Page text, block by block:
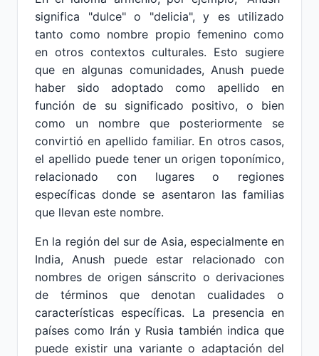
significa "dulce" o "delicia", y es utilizado
tanto como nombre propio femenino como
en otros contextos culturales. Esto sugiere
que en algunas comunidades, Anush puede
haber sido adoptado como apellido en
función de su significado positivo, o bien
como un nombre que posteriormente se
convirtió en apellido familiar. En otros casos,
el apellido puede tener un origen toponímico,
relacionado con lugares o regiones
específicas donde se asentaron las familias
que llevan este nombre.
En la región del sur de Asia, especialmente en
India, Anush puede estar relacionado con
nombres de origen sánscrito o derivaciones
de términos que denotan cualidades o
características específicas. La presencia en
países como Irán y Rusia también indica que
puede existir una variante o adaptación del